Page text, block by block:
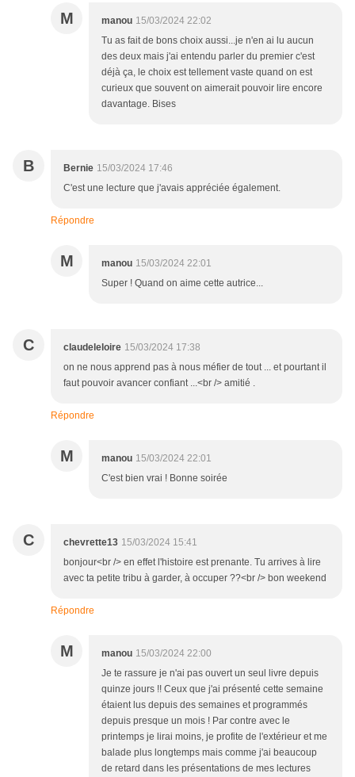
M manou 15/03/2024 22:02
Tu as fait de bons choix aussi...je n'en ai lu aucun
des deux mais j'ai entendu parler du premier c'est
déjà ça, le choix est tellement vaste quand on est
curieux que souvent on aimerait pouvoir lire encore
davantage. Bises
B Bernie 15/03/2024 17:46
C'est une lecture que j'avais appréciée également.
Répondre
M manou 15/03/2024 22:01
Super ! Quand on aime cette autrice...
C claudeleloire 15/03/2024 17:38
on ne nous apprend pas à nous méfier de tout ... et pourtant il
faut pouvoir avancer confiant ...<br /> amitié .
Répondre
M manou 15/03/2024 22:01
C'est bien vrai ! Bonne soirée
C chevrette13 15/03/2024 15:41
bonjour<br /> en effet l'histoire est prenante. Tu arrives à lire
avec ta petite tribu à garder, à occuper ??<br /> bon weekend
Répondre
M manou 15/03/2024 22:00
Je te rassure je n'ai pas ouvert un seul livre depuis
quinze jours !! Ceux que j'ai présenté cette semaine
étaient lus depuis des semaines et programmés
depuis presque un mois ! Par contre avec le
printemps je lirai moins, je profite de l'extérieur et me
balade plus longtemps mais comme j'ai beaucoup
de retard dans les présentations de mes lectures